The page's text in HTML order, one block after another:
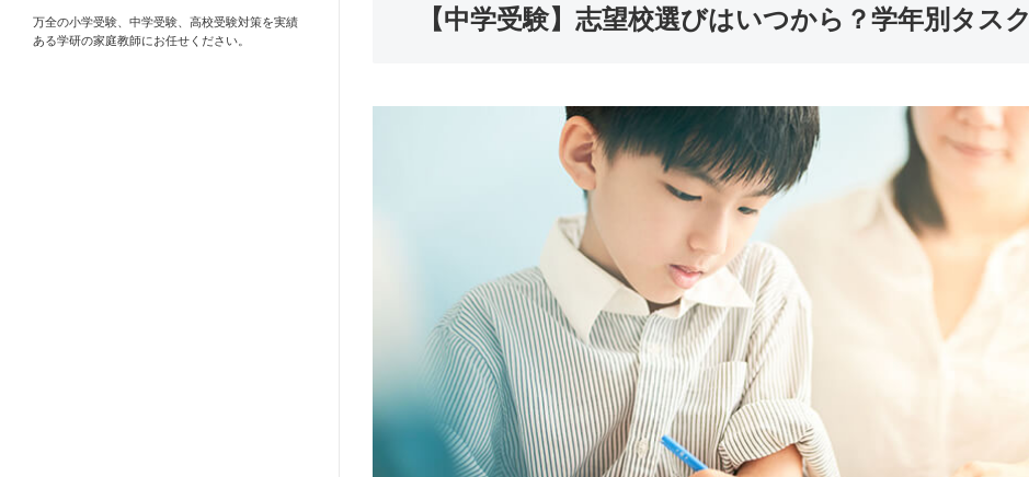
万全の小学受験、中学受験、高校受験対策を実績
ある学研の家庭教師にお任せください。
【中学受験】志望校選びはいつから？学年別タスク